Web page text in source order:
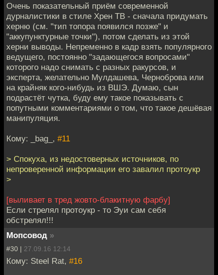
Очень показательный приём современной
дурналистики в стиле Хрен ТВ - сначала придумать
херню (см. "тип топора появился позже" и
"аккупунктурные точки"), потом сделать из этой
херни выводы. Непременно в кадр взять популярного
ведущего, постоянно "задающегося вопросами"
которого надо снимать с разных ракурсов, и
эксперта, желательно Мулдашева, Черноброва или
на крайняк кого-нибудь из ВШЭ. Думаю, сын
подрастёт чутка, буду ему такое показывать с
попутными комментариями о том, что такое дешёвая
манипуляция.
Кому: _bag_, #11
> Спокуха, из недостоверных источников, по
непроверенной информации его завалил протоукр
>
[выливает в тред жовто-блакитную фарбу]
Если стрелял протоукр - то Эуи сам себя
обстрелял!!!
Мопсовод »
#30 | 27.09.16 12:14
Кому: Steel Rat, #16